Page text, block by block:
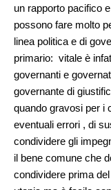
un rapporto pacifico
possono fare molto
linea politica e di
primario: vitale è
governanti e
governante di
quando gravosi per i
eventuali errori , di
condividere gli
il bene comune che
condividere prima